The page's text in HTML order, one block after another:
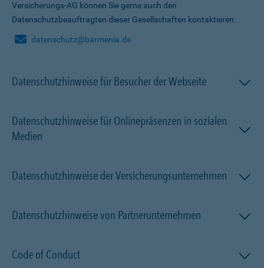
Versicherungs-AG können Sie gerne auch den
Datenschutzbeauftragten dieser Gesellschaften kontaktieren.
datenschutz@barmenia.de
Datenschutzhinweise für Besucher der Webseite
Datenschutzhinweise für Onlinepräsenzen in sozialen
Medien
Datenschutzhinweise der Versicherungsunternehmen
Datenschutzhinweise von Partnerunternehmen
Code of Conduct